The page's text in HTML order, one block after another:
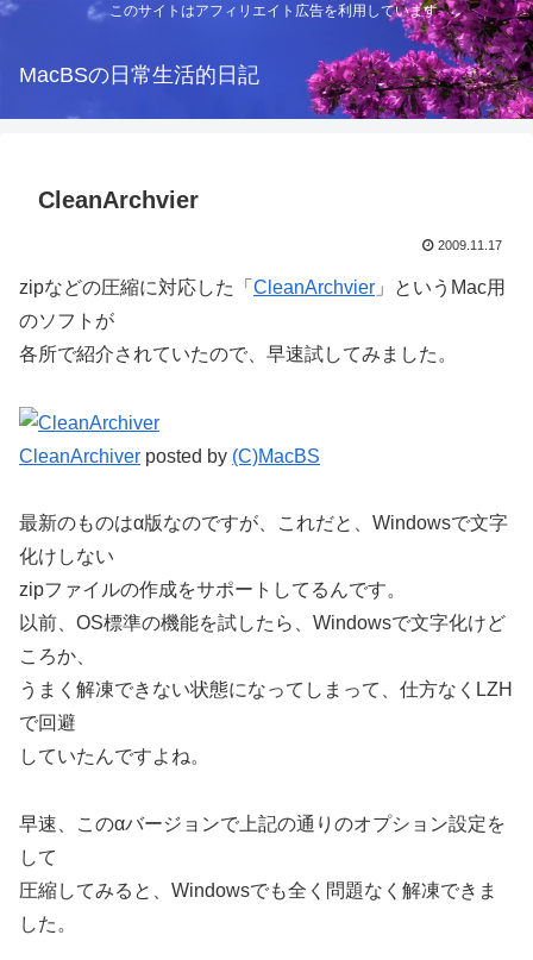
このサイトはアフィリエイト広告を利用しています
MacBSの日常生活的日記
CleanArchvier
2009.11.17
zipなどの圧縮に対応した「 CleanArchvier 」というMac用
のソフトが
各所で紹介されていたので、早速試してみました。
CleanArchiver posted by (C)MacBS
最新のものはα版なのですが、これだと、Windowsで文字
化けしない
zipファイルの作成をサポートしてるんです。
以前、OS標準の機能を試したら、Windowsで文字化けど
ころか、
うまく解凍できない状態になってしまって、仕方なくLZH
で回避
していたんですよね。
早速、このαバージョンで上記の通りのオプション設定を
して
圧縮してみると、Windowsでも全く問題なく解凍できま
した。